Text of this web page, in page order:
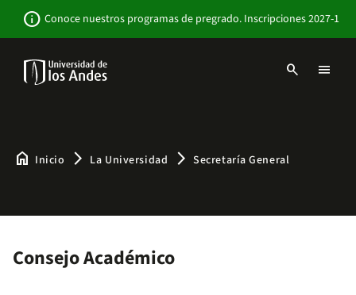
contenido
info Conoce nuestros programas de pregrado. Inscripciones 2027-1
search menu
home Inicio arrow_forward_ios La Universidad arrow_forward_ios Secretaría General
Consejo Académico